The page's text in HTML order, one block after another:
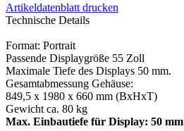
Artikeldatenblatt drucken
Technische Details
Format: Portrait
Passende Displaygröße 55 Zoll
Maximale Tiefe des Displays 50 mm.
Gesamtabmessung Gehäuse:
849,5 x 1980 x 660 mm (BxHxT)
Gewicht ca. 80 kg
Max. Einbautiefe für Display: 50 mm